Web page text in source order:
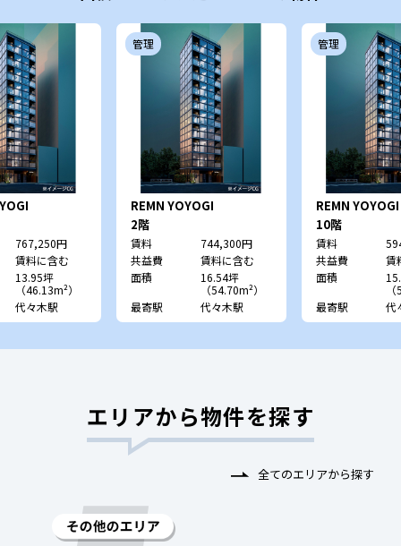
767,250円
賃料に含む
13.95坪
（46.13m²）
代々木駅
管理
REMN YOYOGI
2階
賃料
744,300円
共益費
賃料に含む
面積
16.54坪
（54.70m²）
最寄駅
代々木駅
管理
REMN YOYOGI
10階
賃料
共益費
賃
面積
最寄駅
代
エリアから物件を探す
全てのエリアから探す